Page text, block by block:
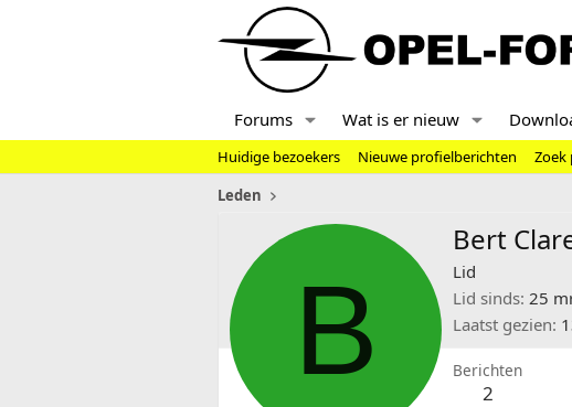
Forums Wat is er nieuw
Huidige bezoekers Nieuwe profielberichten
Zoek
Leden
B
Bert
Lid
Lid sinds 25
Laatst gezien
Berichten
2